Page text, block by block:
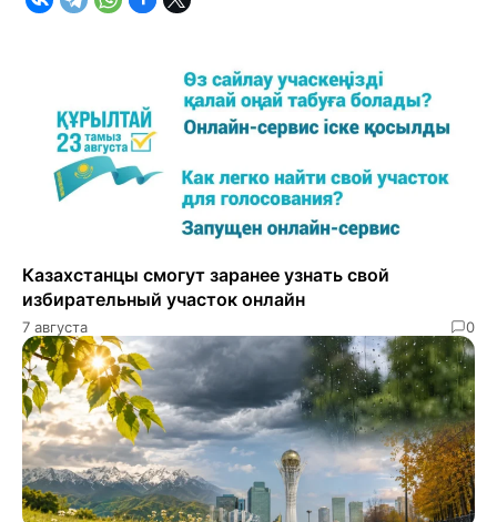
Казахстанцы смогут заранее узнать свой
избирательный участок онлайн
7 августа 0